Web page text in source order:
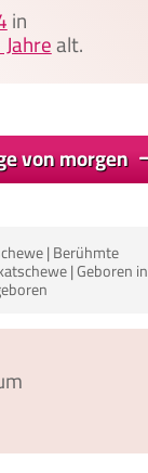
in
alt.
von morgen
| Berühmte
| Geboren in